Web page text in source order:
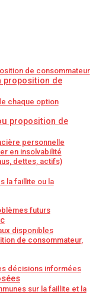
?
de consommateur
proposition de
chaque option
proposition de
personnelle
en insolvabilité
dettes, actifs)
la faillite ou la
futurs
disponibles
de consommateur,
décisions informées
sur la faillite et la